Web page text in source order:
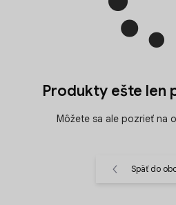
Produkty ešte len
Môžete sa ale pozrieť na
Späť do